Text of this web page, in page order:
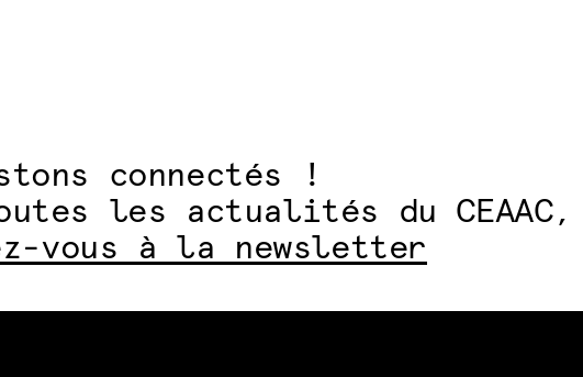
connectés !
les actualités du CEAAC,
vous à la newsletter